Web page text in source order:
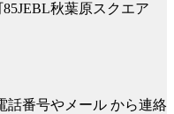
秋葉原スクエア
話番号やメール から連絡